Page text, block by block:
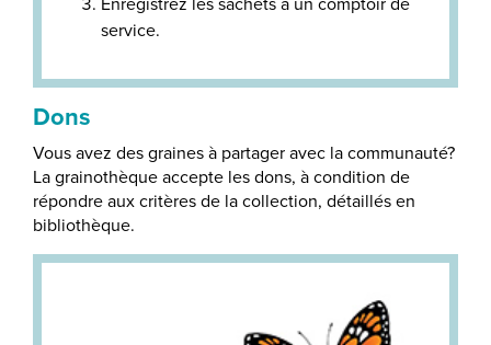
service.
Dons
Vous avez des graines à partager avec la communauté?
La grainothèque accepte les dons, à condition de
répondre aux critères de la collection, détaillés en
bibliothèque.